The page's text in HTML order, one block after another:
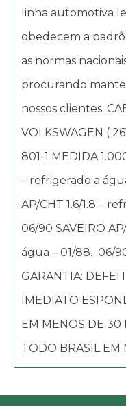
linha automotiva
obedecem a
as normas
procurando
nossos clientes.
VOLKSWAGEN (
801-1 MEDIDA
– refrigerado a
AP/CHT 1.6/1.8 –
06/90 SAVEIRO
água – 01/88…06/
GARANTIA:
IMEDIATO
EM MENOS DE 30
TODO BRASIL EM